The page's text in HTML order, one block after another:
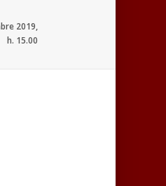
2019,
h. 15.00